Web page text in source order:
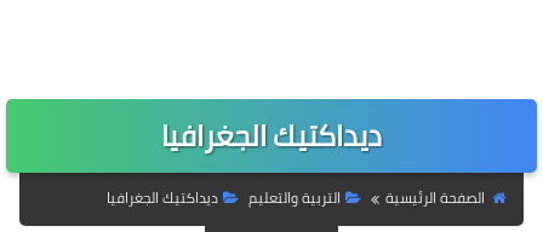
ديداكتيك الجغرافيا
الصفحة الرئيسية التربية والتعليم
ديداكتيك الجغرافيا